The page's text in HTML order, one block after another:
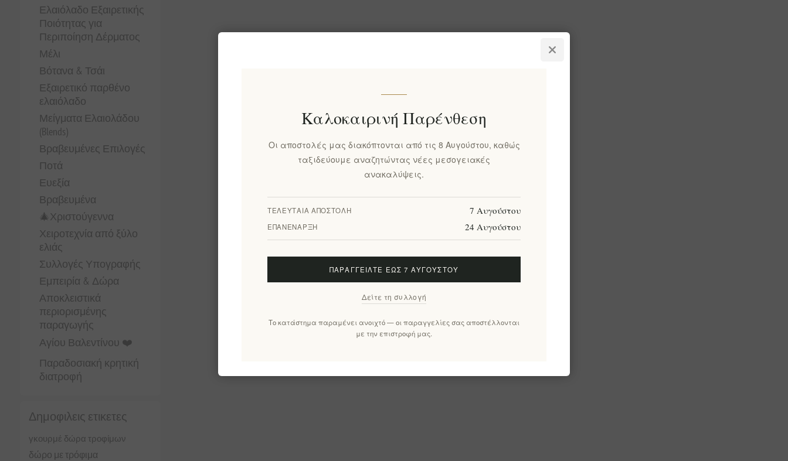
Ελαιόλαδο Εξαιρετικής
Ποιότητας για
Περιποίηση Δέρματος
Μέλι
Βότανα & Τσάι
Εξαιρετικό παρθένο
ελαιόλαδο
Μείγματα Ελαιολάδου
(Blends)
Βραβευμένες Επιλογές
Ποτά
Ευεξία
Βραβευμένα
🎄Χριστούγεννα
Χειροτεχνία από ξύλο
ελιάς
Συλλογές Υπογραφής
Εμπειρία & Δώρα
Αποκλειστικά
περιορισμένης
παραγωγής
Αγίου Βαλεντίνου ❤️
Παραδοσιακή κρητική
διατροφή
Δημοφιλεις ετικετες
γκουρμέ δώρα τροφίμων
δώρο με τρόφιμα
Καλοκαιρινή Παρένθεση
Οι αποστολές μας διακόπτονται από τις 8 Αυγούστου, καθώς
ταξιδεύουμε αναζητώντας νέες μεσογειακές
ανακαλύψεις.
ΤΕΛΕΥΤΑΊΑ ΑΠΟΣΤΟΛΉ 7 Αυγούστου
ΕΠΑΝΈΝΑΡΞΗ 24 Αυγούστου
ΠΑΡΑΓΓΕΊΛΤΕ ΈΩΣ 7 ΑΥΓΟΎΣΤΟΥ
Δείτε τη συλλογή
Το κατάστημα παραμένει ανοιχτό — οι παραγγελίες σας αποστέλλονται
με την επιστροφή μας.